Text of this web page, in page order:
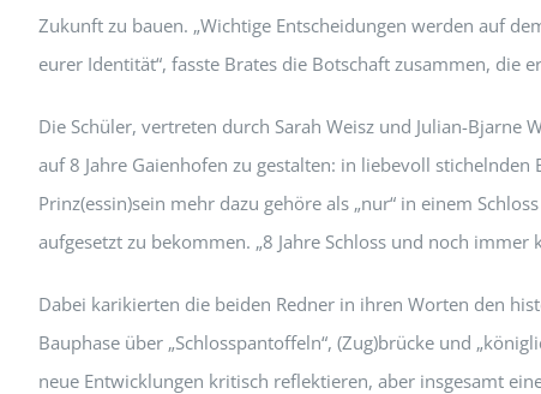
Zukunft zu bauen. „Wichtige Entscheidungen werden auf
eurer Identität“, fasste Brates die Botschaft zusammen, die
Die Schüler, vertreten durch Sarah Weisz und Julian-Bjarne
auf 8 Jahre Gaienhofen zu gestalten: in liebevoll stichelnden
Prinz(essin)sein mehr dazu gehöre als „nur“ in einem
aufgesetzt zu bekommen. „8 Jahre Schloss und noch immer
Dabei karikierten die beiden Redner in ihren Worten den
Bauphase über „Schlosspantoffeln“, (Zug)brücke und
neue Entwicklungen kritisch reflektieren, aber insgesamt